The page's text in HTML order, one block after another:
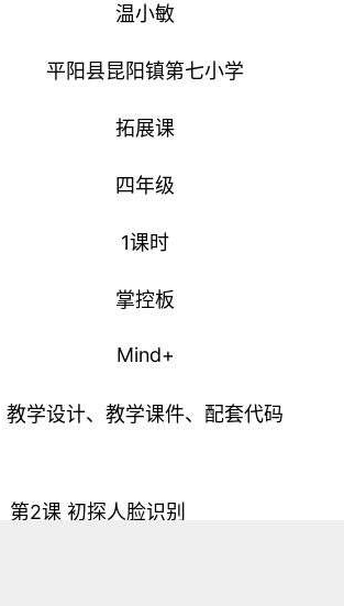
温小敏
平阳县昆阳镇第七小学
拓展课
四年级
1课时
掌控板
Mind+
教学设计、教学课件、配套代码
第2课 初探人脸识别